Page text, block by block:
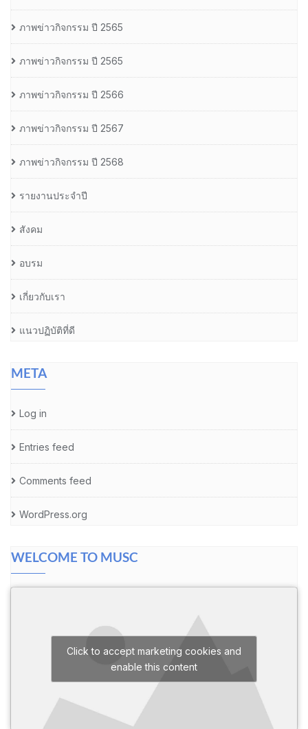
ภาพข่าวกิจกรรม ปี 2565
ภาพข่าวกิจกรรม ปี 2565
ภาพข่าวกิจกรรม ปี 2566
ภาพข่าวกิจกรรม ปี 2567
ภาพข่าวกิจกรรม ปี 2568
รายงานประจำปี
สังคม
อบรม
เกี่ยวกับเรา
แนวปฏิบัติที่ดี
META
Log in
Entries feed
Comments feed
WordPress.org
WELCOME TO MUSC
Click to accept marketing cookies and
enable this content